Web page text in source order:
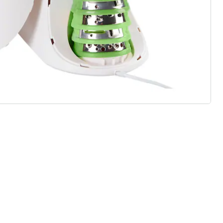
voor
& Comfort”
Gratis kopen op rekening
Geen minimaal bestelbedrag